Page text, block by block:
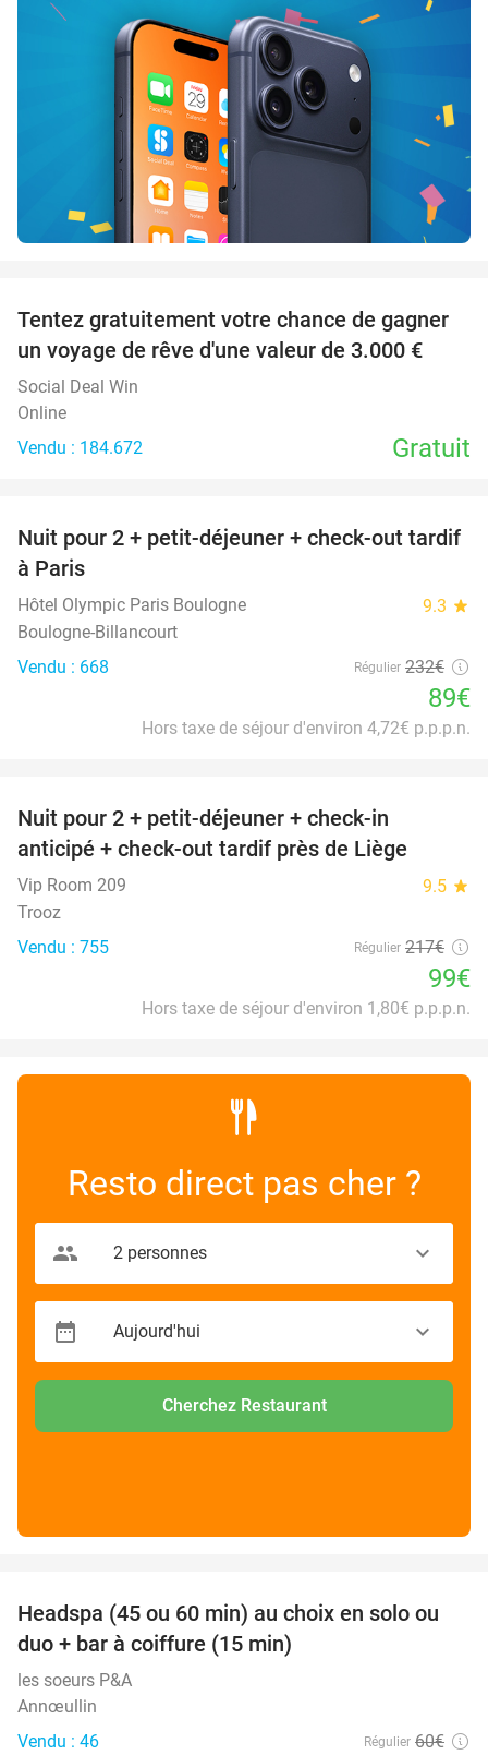
Tentez gratuitement votre chance de gagner
un voyage de rêve d'une valeur de 3.000 €
Social Deal Win
Online
Vendu : 184.672
Gratuit
62%
Nuit pour 2 + petit-déjeuner + check-out tardif
à Paris
Hôtel Olympic Paris Boulogne 9.3 star
Boulogne-Billancourt
Vendu : 668
Régulier 232€
89€
Hors taxe de séjour d'environ 4,72€ p.p.p.n.
Nuit pour 2 + petit-déjeuner + check-in
anticipé + check-out tardif près de Liège
Vip Room 209 9.5 star
Trooz
Vendu : 755
Régulier 217€
99€
Hors taxe de séjour d'environ 1,80€ p.p.p.n.
Resto direct pas cher ?
Cherchez Restaurant
34%
Headspa (45 ou 60 min) au choix en solo ou
duo + bar à coiffure (15 min)
les soeurs P&A
Annœullin
Vendu : 46
Régulier 60€